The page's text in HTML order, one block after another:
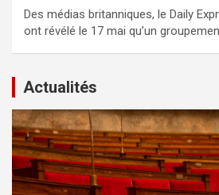
Des médias britanniques, le Daily
ont révélé le 17 mai qu’un
Actualités